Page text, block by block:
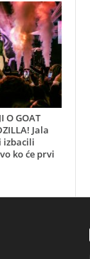
O GOAT
Jala
izbacili
ko će prvi